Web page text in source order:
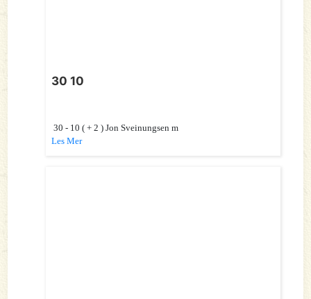
30 10
30 - 10 ( + 2 ) Jon Sveinungsen m
Les Mer